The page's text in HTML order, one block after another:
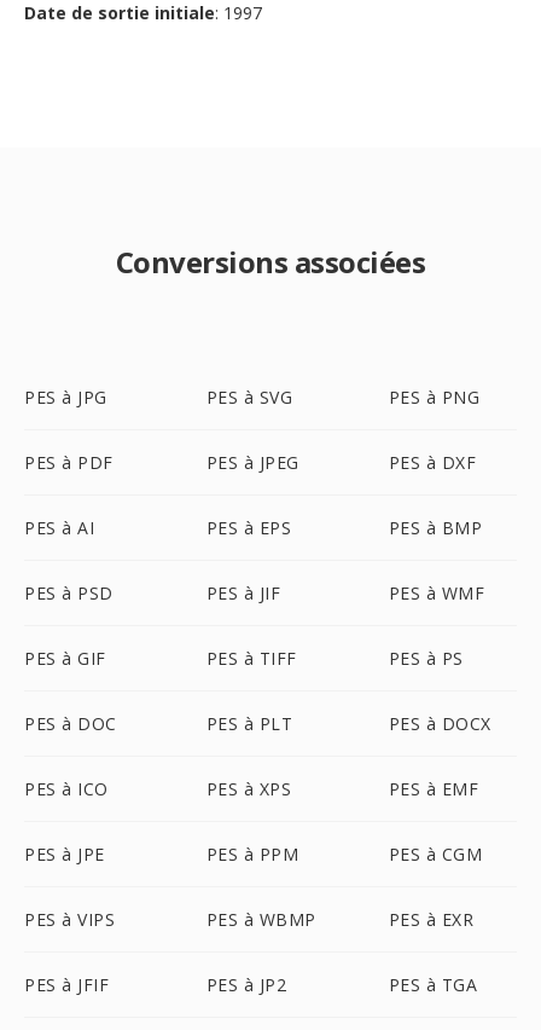
Date de sortie initiale: 1997
Conversions associées
PES à JPG PES à SVG PES à PNG
PES à PDF PES à JPEG PES à DXF
PES à AI PES à EPS PES à BMP
PES à PSD PES à JIF PES à WMF
PES à GIF PES à TIFF PES à PS
PES à DOC PES à PLT PES à DOCX
PES à ICO PES à XPS PES à EMF
PES à JPE PES à PPM PES à CGM
PES à VIPS PES à WBMP PES à EXR
PES à JFIF PES à JP2 PES à TGA